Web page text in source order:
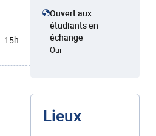
15h
Ouvert aux
étudiants en
échange
Oui
Lieux